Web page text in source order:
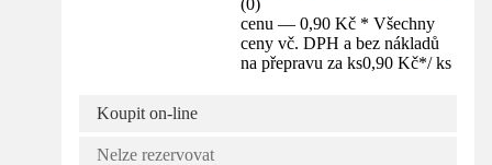
(0)
cenu — 0,90 Kč * Všechny
ceny vč. DPH a bez nákladů
na přepravu za ks0,90 Kč*/ ks
Koupit on-line
Nelze rezervovat